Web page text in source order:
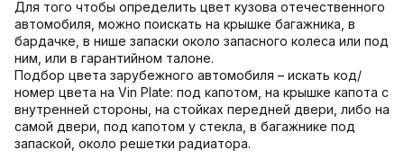
Для того чтобы определить цвет кузова отечественного
автомобиля, можно поискать на крышке багажника, в
бардачке, в нише запаски около запасного колеса или под
ним, или в гарантийном талоне.
Подбор цвета зарубежного автомобиля – искать код/
номер цвета на Vin Plate: под капотом, на крышке капота с
внутренней стороны, на стойках передней двери, либо на
самой двери, под капотом у стекла, в багажнике под
запаской, около решетки радиатора.